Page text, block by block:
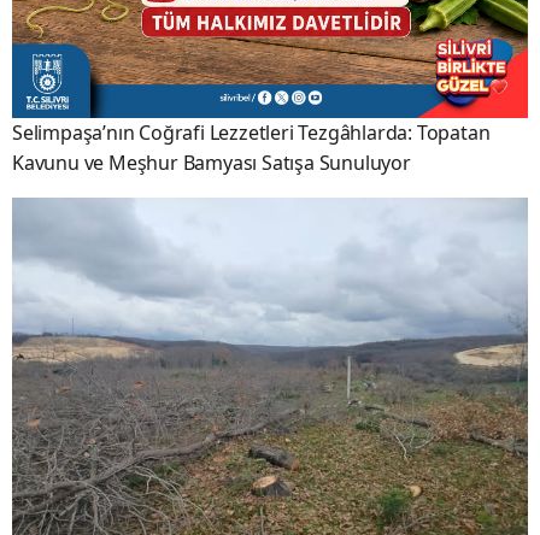
Selimpaşa’nın Coğrafi Lezzetleri Tezgâhlarda: Topatan
Kavunu ve Meşhur Bamyası Satışa Sunuluyor